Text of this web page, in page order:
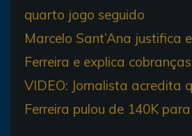
quarto jogo seguido
Marcelo Sant’Ana justifica
Ferreira e explica cobranças
VIDEO: Jornalista acredita
Ferreira pulou de 140K